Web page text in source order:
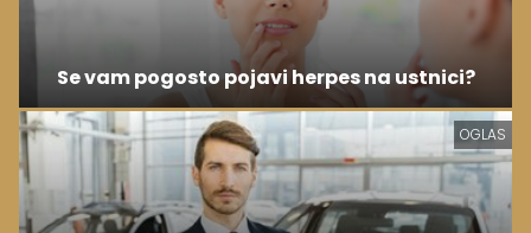
Se vam pogosto pojavi herpes na ustnici?
OGLAS